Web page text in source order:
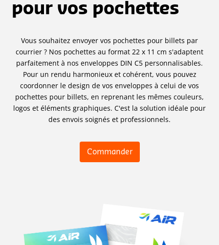
pour vos pochettes
Vous souhaitez envoyer vos pochettes pour billets par
courrier ? Nos pochettes au format 22 x 11 cm s'adaptent
parfaitement à nos enveloppes DIN C5 personnalisables.
Pour un rendu harmonieux et cohérent, vous pouvez
coordonner le design de vos enveloppes à celui de vos
pochettes pour billets, en reprenant les mêmes couleurs,
logos et éléments graphiques. C'est la solution idéale pour
des envois soignés et professionnels.
Commander